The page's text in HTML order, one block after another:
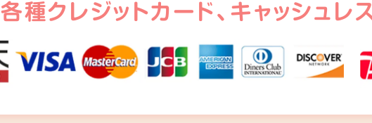
各種クレジットカード、 キャッシュレ